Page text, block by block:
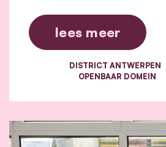
lees meer
DISTRICT ANTWERPEN
OPENBAAR DOMEIN